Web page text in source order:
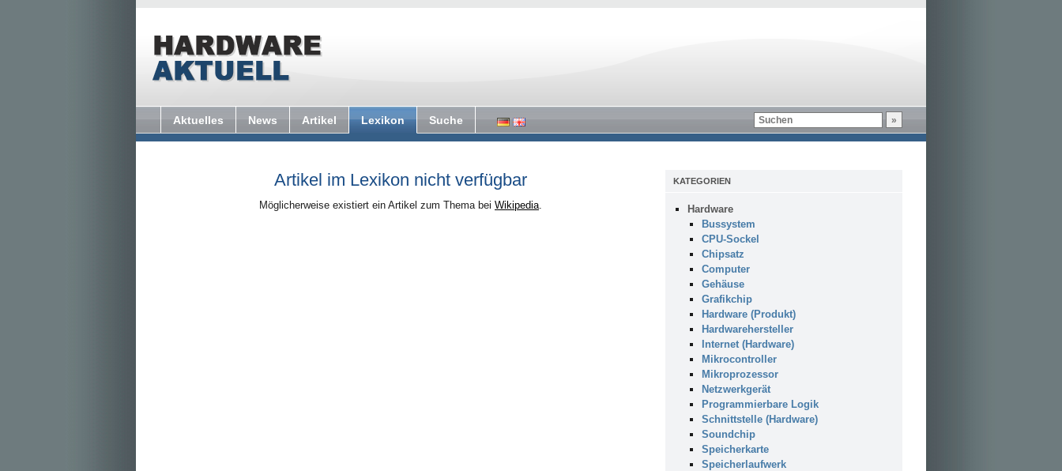
Aktuelles News Artikel Lexikon Suche
Artikel im Lexikon nicht verfügbar
Möglicherweise existiert ein Artikel zum Thema bei Wikipedia.
KATEGORIEN
Hardware
Bussystem
CPU-Sockel
Chipsatz
Computer
Gehäuse
Grafikchip
Hardware (Produkt)
Hardwarehersteller
Internet (Hardware)
Mikrocontroller
Mikroprozessor
Netzwerkgerät
Programmierbare Logik
Schnittstelle (Hardware)
Soundchip
Speicherkarte
Speicherlaufwerk